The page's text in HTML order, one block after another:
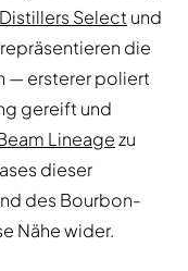
Select und
repräsentieren die
— ersterer poliert
gereift und
Lineagezu
dieser
des Bourbon-
Nähe wider.